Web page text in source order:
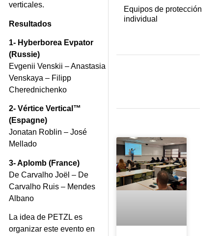
verticales.
Resultados
1- Hyberborea Evpator
(Russie)
Evgenii Venskii – Anastasia
Venskaya – Filipp
Cherednichenko
2- Vértice Vertical™
(Espagne)
Jonatan Roblin – José
Mellado
3- Aplomb (France)
De Carvalho Joël – De
Carvalho Ruis – Mendes
Albano
La idea de PETZL es
organizar este evento en
Equipos de protección
individual